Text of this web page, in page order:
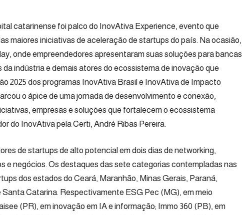
catarinense foi palco do InovAtiva Experience, evento que
maiores iniciativas de aceleração de startups do país. Na ocasião,
onde empreendedores apresentaram suas soluções para bancas
indústria e demais atores do ecossistema de inovação que
2025 dos programas InovAtiva Brasil e InovAtiva de Impacto
o ápice de uma jornada de desenvolvimento e conexão,
empresas e soluções que fortalecem o ecossistema
do InovAtiva pelaCerti, André Ribas Pereira.
de startups de alto potencial em dois dias de networking,
e negócios. Os destaques das sete categorias contempladas nas
dos estados do Ceará, Maranhão, Minas Gerais, Paraná,
Santa Catarina. Respectivamente ESG Pec (MG), em meio
(PR), em inovação em IA e informação; Immo 360 (PB), em